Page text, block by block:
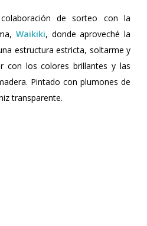
de sorteo con la
Waikiki, donde aproveché la
estructura estricta, soltarme y
con los colores brillantes y las
Pintado con plumones de
transparente.